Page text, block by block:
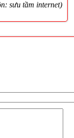
sưu tầm internet)